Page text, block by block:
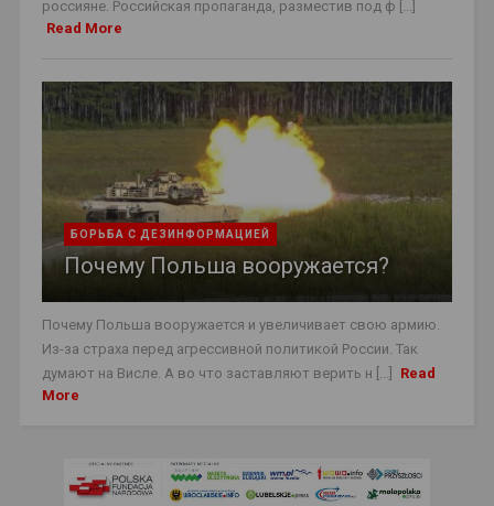
россияне. Российская пропаганда, разместив под ф [...]
Read More
БОРЬБА С ДЕЗИНФОРМАЦИЕЙ
Почему Польша вооружается?
Почему Польша вооружается и увеличивает свою армию.
Из-за страха перед агрессивной политикой России. Так
думают на Висле. А во что заставляют верить н [...]
Read
More